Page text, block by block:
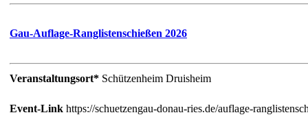
Gau-Auflage-Ranglistenschießen 2026
Veranstaltungsort* Schützenheim Druisheim
Event-Link https://schuetzengau-donau-ries.de/auflage-